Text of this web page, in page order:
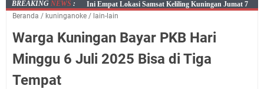
BREAKING NEWS :
Jumat 7 Agustus 2026 Mobil SIM Keliling Ada di
Kecamatan Sindangagung
Embun Pagi Jumat 8 Agustus 2026: Jika Keberkahan
Kelaparan Meskipun Memiliki Sekarung Penuh Uang
Beranda / kuninganoke / lain-lain
Warga Kuningan Bayar PKB Hari
Minggu 6 Juli 2025 Bisa di Tiga
Tempat